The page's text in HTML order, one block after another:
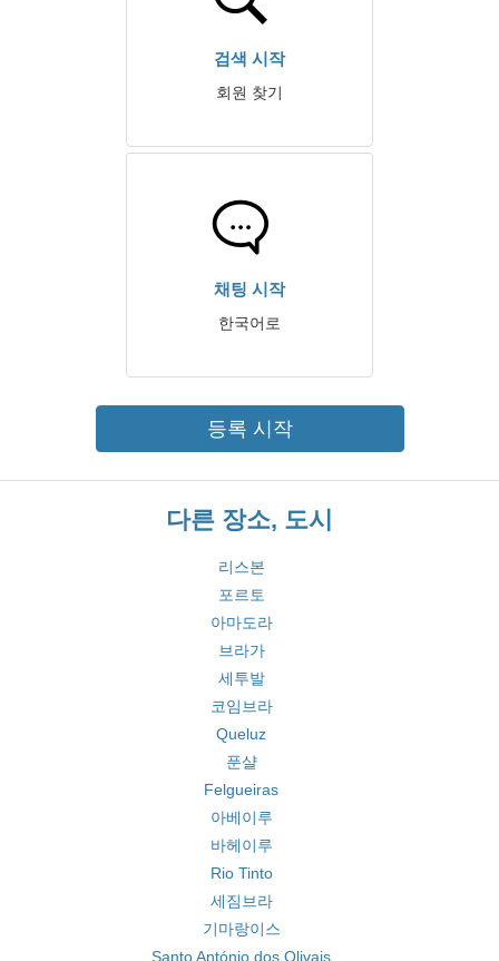
검색 시작
회원 찾기
채팅 시작
한국어로
등록 시작
다른 장소, 도시
리스본
포르토
아마도라
브라가
세투발
코임브라
Queluz
푼샬
Felgueiras
아베이루
바헤이루
Rio Tinto
세짐브라
기마랑이스
Santo António dos Olivais